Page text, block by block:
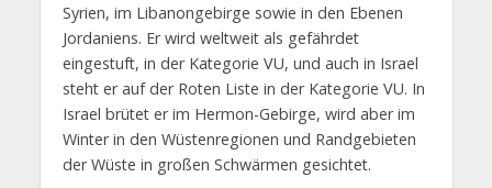
Syrien, im Libanongebirge sowie in den Ebenen
Jordaniens. Er wird weltweit als gefährdet
eingestuft, in der Kategorie VU, und auch in Israel
steht er auf der Roten Liste in der Kategorie VU. In
Israel brütet er im Hermon-Gebirge, wird aber im
Winter in den Wüstenregionen und Randgebieten
der Wüste in großen Schwärmen gesichtet.